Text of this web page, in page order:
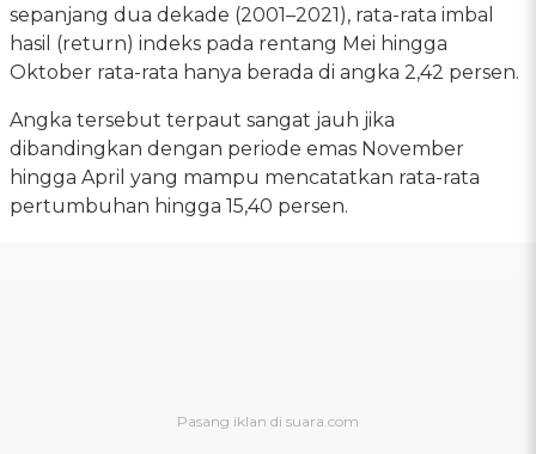
sepanjang dua dekade (2001–2021), rata-rata imbal
hasil (return) indeks pada rentang Mei hingga
Oktober rata-rata hanya berada di angka 2,42 persen.
Angka tersebut terpaut sangat jauh jika
dibandingkan dengan periode emas November
hingga April yang mampu mencatatkan rata-rata
pertumbuhan hingga 15,40 persen.